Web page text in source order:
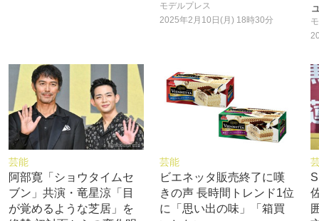
モデルプレス
2025年2月10日(月) 18時30分
芸能
阿部寛「ショウタイムセ
ブン」共演・竜星涼「目
が覚めるような芝居」を
芸能
ビエネッタ販売終了に嘆
きの声 長時間トレンド1位
に「思い出の味」「箱買